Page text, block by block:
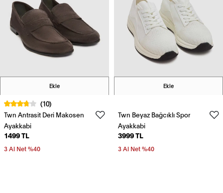
Ekle
(10)
Twn Antrasit Deri Makosen
Ayakkabi
1499 TL
3 Al Net %40
Ekle
Twn Beyaz Bağcıklı Spor
Ayakkabi
3999 TL
3 Al Net %40